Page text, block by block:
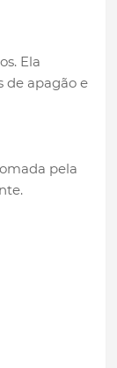
Ela
de apagão e
pela